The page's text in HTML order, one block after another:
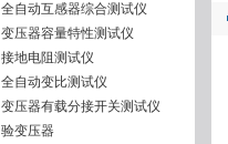
全自动互感器综合测试仪
变压器容量特性测试仪
接地电阻测试仪
全自动变比测试仪
变压器有载分接开关测试仪
验变压器